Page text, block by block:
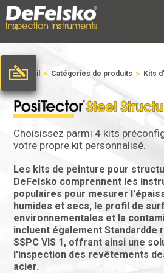
Accueil > Catégories de produits > Kits
Choisissez parmi 4 kits
votre propre kit personnalisé.
Les kits de peinture pour
DeFelsko comprennent les
populaires pour mesurer
humides et secs, le profil de
environnementales et la
incluent également Standardde
SSPC VIS 1, offrant ainsi une
l'inspection des revêtements
acier.